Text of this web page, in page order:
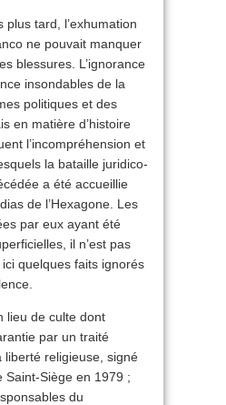
tard, l’exhumation
ne pouvait manquer
blessures. L’ignorance
insondables de la
politiques et des
en matière d’histoire
l’incompréhension et
la bataille juridico-
a été accueillie
de l’Hexagone. Les
par eux ayant été
il n’est pas
quelques faits ignorés
lieu de culte dont
par un traité
liberté religieuse, signé
Saint-Siège en 1979 ;
du